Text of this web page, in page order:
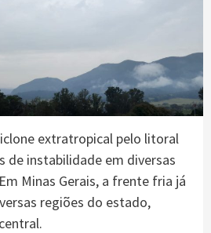
extratropical pelo litoral
de instabilidade em diversas
Minas Gerais, a frente fria já
regiões do estado,